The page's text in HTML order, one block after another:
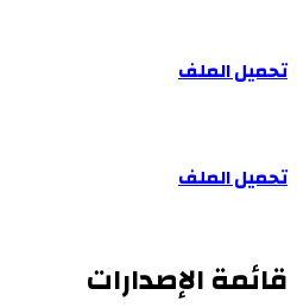
تحميل الملف
تحميل الملف
قائمة الإصدارات